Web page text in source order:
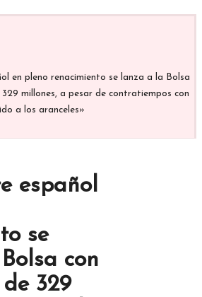
en pleno renacimiento se lanza a la Bolsa
millones, a pesar de contratiempos con
a los aranceles»
español
se
con
329